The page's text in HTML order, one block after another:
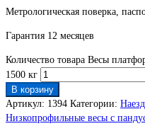
Метрологическая поверка,
Гарантия 12 месяцев
Количество товара Весы
1500 кг
В корзину
Артикул: 1394 Категории:
Низкопрофильные весы с